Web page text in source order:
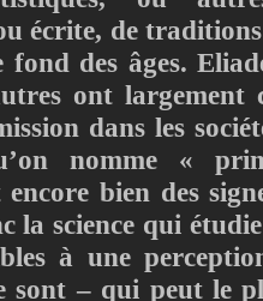
écrite, de
fond des âges.
ont largement
dans les
nomme «
bien des
la science qui
à une
sont – qui peut le